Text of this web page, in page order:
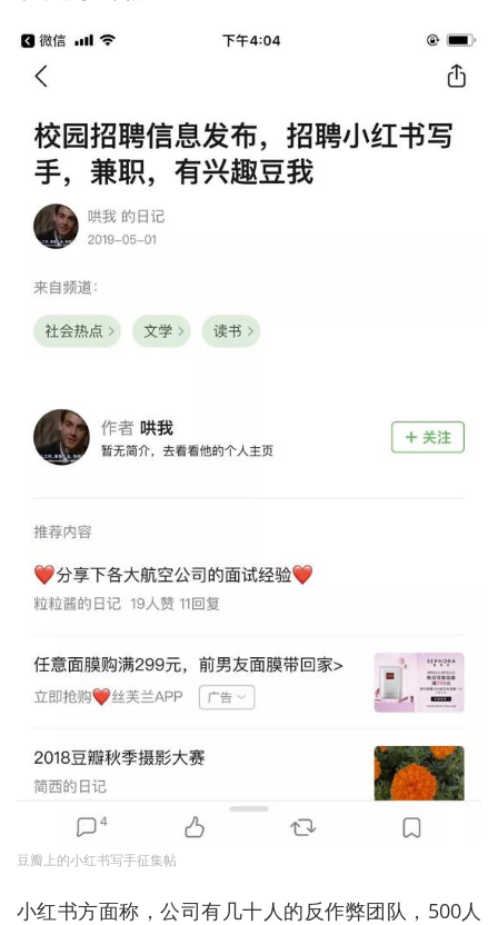
豆瓣上的小红书写手征集帖
小红书方面称，公司有几十人的反作弊团队，500人